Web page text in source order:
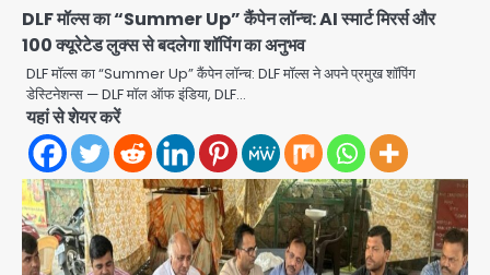
DLF मॉल्स का “Summer Up” कैंपेन लॉन्च: AI स्मार्ट मिरर्स और
100 क्यूरेटेड लुक्स से बदलेगा शॉपिंग का अनुभव
DLF मॉल्स का “Summer Up” कैंपेन लॉन्च: DLF मॉल्स ने अपने प्रमुख शॉपिंग
डेस्टिनेशन्स — DLF मॉल ऑफ इंडिया, DLF…
यहां से शेयर करें
2
Rapido Driver Mobile
Snatcher: नोएडा में रैपिडो चालक निकला
बेचने वालों को बेचता था चोरी के फोन; 8
गिरफ्तार, 98 मोबाइल और 450 पार्ट्स बरामद
Avinash Kumar
3
Dankaur accident: गंग नहर पटरी मार्ग
पर तेज रफ्तार कार ने ली पति-पत्नी की जान,
गांव में मातम
Avinash Kumar